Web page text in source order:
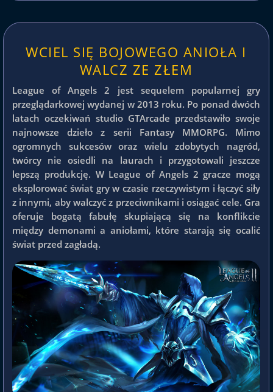
WCIEL SIĘ BOJOWEGO ANIOŁA I
WALCZ ZE ZŁEM
League of Angels 2 jest sequelem popularnej gry
przeglądarkowej wydanej w 2013 roku. Po ponad dwóch
latach oczekiwań studio GTArcade przedstawiło swoje
najnowsze dzieło z serii Fantasy MMORPG. Mimo
ogromnych sukcesów oraz wielu zdobytych nagród,
twórcy nie osiedli na laurach i przygotowali jeszcze
lepszą produkcję. W League of Angels 2 gracze mogą
eksplorować świat gry w czasie rzeczywistym i łączyć siły
z innymi, aby walczyć z przeciwnikami i osiągać cele. Gra
oferuje bogatą fabułę skupiającą się na konflikcie
między demonami a aniołami, które starają się ocalić
świat przed zagładą.